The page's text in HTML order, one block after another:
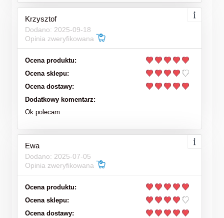
Krzysztof
Dodano: 2025-09-18
Opinia zweryfikowana
Ocena produktu:
Ocena sklepu:
Ocena dostawy:
Dodatkowy komentarz:
Ok polecam
Ewa
Dodano: 2025-07-05
Opinia zweryfikowana
Ocena produktu:
Ocena sklepu:
Ocena dostawy: